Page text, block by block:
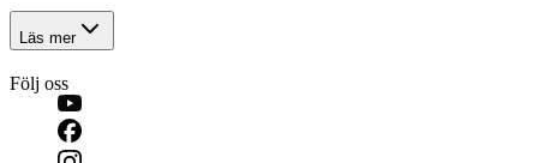
Läs mer
Följ oss